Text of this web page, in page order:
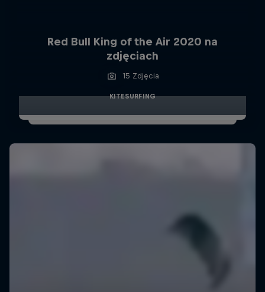
Red Bull King of the Air 2020 na
zdjęciach
15 Zdjęcia
KITESURFING